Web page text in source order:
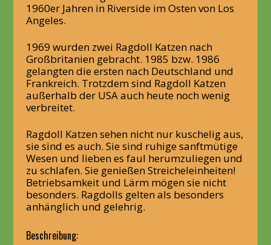
1960er Jahren in Riverside im Osten von Los
Angeles.
1969 wurden zwei Ragdoll Katzen nach
Großbritanien gebracht. 1985 bzw. 1986
gelangten die ersten nach Deutschland und
Frankreich. Trotzdem sind Ragdoll Katzen
außerhalb der USA auch heute noch wenig
verbreitet.
Ragdoll Katzen sehen nicht nur kuschelig aus,
sie sind es auch. Sie sind ruhige sanftmütige
Wesen und lieben es faul herumzuliegen und
zu schlafen. Sie genießen Streicheleinheiten!
Betriebsamkeit und Lärm mögen sie nicht
besonders. Ragdolls gelten als besonders
anhänglich und gelehrig.
Beschreibung: